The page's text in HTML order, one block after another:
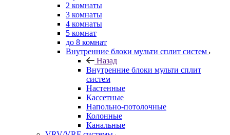
2 комнаты
3 комнаты
4 комнаты
5 комнат
до 8 комнат
Внутренние блоки мульти сплит систем
Назад
Внутренние блоки мульти сплит
систем
Настенные
Кассетные
Напольно-потолочные
Колонные
Канальные